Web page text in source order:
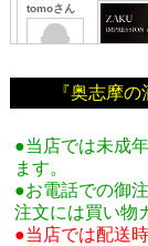
『奥志摩
●当店では未成
ます。
●お電話での御
注文には買い物
●当店では配送